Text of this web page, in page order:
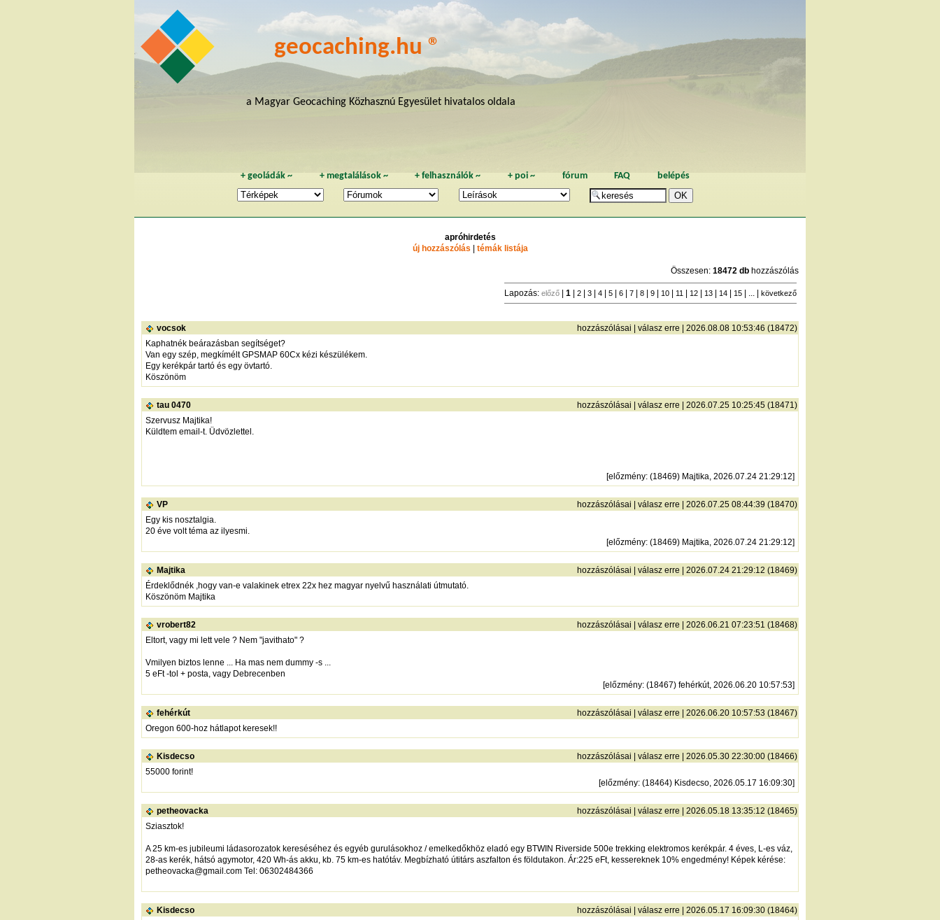
geocaching.hu ®
a Magyar Geocaching Közhasznú Egyesület hivatalos oldala
+geoládák ~ + megtalálások~ +felhasználók ~ + poi~ fórum FAQ belépés
apróhirdetés
új hozzászólás
témák listája
Összesen: 18472 db hozzászólás
Lapozás: előző 1 2 3 4 5 6 7 8 9 10 11 12 13 14 15 | ... | következő
vocsok hozzászólásai válasz erre | 2026.08.08 10:53:46 (18472)
Kaphatnék beárazásban segítséget?
Van egy szép, megkímélt GPSMAP 60Cx kézi készülékem.
Egy kerékpár tartó és egy övtartó.
Köszönöm
tau 0470 hozzászólásai válasz erre | 2026.07.25 10:25:45 (18471)
Szervusz Majtika!
Küldtem email-t. Üdvözlettel.
[előzmény: (18469) Majtika, 2026.07.24 21:29:12]
VP hozzászólásai válasz erre | 2026.07.25 08:44:39 (18470)
Egy kis nosztalgia.
20 éve volt téma az ilyesmi.
[előzmény: (18469) Majtika, 2026.07.24 21:29:12]
Majtika hozzászólásai válasz erre | 2026.07.24 21:29:12 (18469)
Érdeklődnék ,hogy van-e valakinek etrex 22x hez magyar nyelvű használati útmutató.
Köszönöm Majtika
vrobert82 hozzászólásai válasz erre | 2026.06.21 07:23:51 (18468)
Eltort, vagy mi lett vele ? Nem "javithato" ?
Vmilyen biztos lenne ... Ha mas nem dummy -s ...
5 eFt -tol + posta, vagy Debrecenben
[előzmény: (18467) fehérkút, 2026.06.20 10:57:53]
fehérkút hozzászólásai válasz erre | 2026.06.20 10:57:53 (18467)
Oregon 600-hoz hátlapot keresek!!
Kisdecso hozzászólásai válasz erre | 2026.05.30 22:30:00 (18466)
55000 forint!
[előzmény: (18464) Kisdecso, 2026.05.17 16:09:30]
petheovacka hozzászólásai válasz erre | 2026.05.18 13:35:12 (18465)
Sziasztok!
A 25 km-es jubileumi ládasorozatok kereséséhez és egyéb gurulásokhoz / emelkedőkhöz eladó egy BTWIN Riverside 500e trekking elektromos kerékpár. 4 éves, L-es váz,
28-as kerék, hátsó agymotor, 420 Wh-ás akku, kb. 75 km-es hatótáv. Megbízható útitárs aszfalton és földutakon. Ár:225 eFt, kessereknek 10% engedmény! Képek kérése:
petheovacka@gmail.com Tel: 06302484366
Kisdecso hozzászólásai válasz erre | 2026.05.17 16:09:30 (18464)